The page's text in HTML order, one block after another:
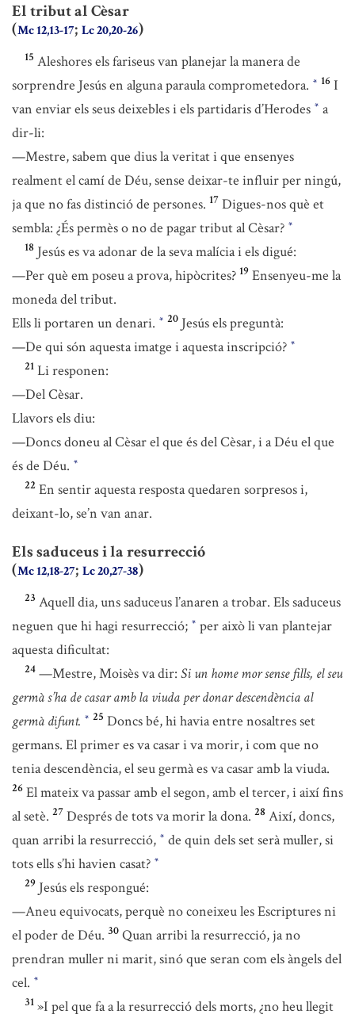
El tribut al Cèsar
(Mc 12,13-17; Lc 20,20-26)
15 Aleshores els fariseus van planejar la manera de
sorprendre Jesús en alguna paraula comprometedora. * 16 I
van enviar els seus deixebles i els partidaris d’Herodes * a
dir-li:
—Mestre, sabem que dius la veritat i que ensenyes
realment el camí de Déu, sense deixar-te influir per ningú,
ja que no fas distinció de persones. 17 Digues-nos què et
sembla: ¿És permès o no de pagar tribut al Cèsar? *
18 Jesús es va adonar de la seva malícia i els digué:
—Per què em poseu a prova, hipòcrites? 19 Ensenyeu-me la
moneda del tribut.
Ells li portaren un denari. * 20 Jesús els preguntà:
—De qui són aquesta imatge i aquesta inscripció? *
21 Li responen:
—Del Cèsar.
Llavors els diu:
—Doncs doneu al Cèsar el que és del Cèsar, i a Déu el que
és de Déu. *
22 En sentir aquesta resposta quedaren sorpresos i,
deixant-lo, se’n van anar.
Els saduceus i la resurrecció
(Mc 12,18-27; Lc 20,27-38)
23 Aquell dia, uns saduceus l’anaren a trobar. Els saduceus
neguen que hi hagi resurrecció; * per això li van plantejar
aquesta dificultat:
24 —Mestre, Moisès va dir: Si un home mor sense fills, el seu
germà s’ha de casar amb la viuda per donar descendència al
germà difunt. * 25 Doncs bé, hi havia entre nosaltres set
germans. El primer es va casar i va morir, i com que no
tenia descendència, el seu germà es va casar amb la viuda.
26 El mateix va passar amb el segon, amb el tercer, i així fins
al setè. 27 Després de tots va morir la dona. 28 Així, doncs,
quan arribi la resurrecció, * de quin dels set serà muller, si
tots ells s’hi havien casat? *
29 Jesús els respongué:
—Aneu equivocats, perquè no coneixeu les Escriptures ni
el poder de Déu. 30 Quan arribi la resurrecció, ja no
prendran muller ni marit, sinó que seran com els àngels del
cel. *
31 »I pel que fa a la resurrecció dels morts, ¿no heu llegit